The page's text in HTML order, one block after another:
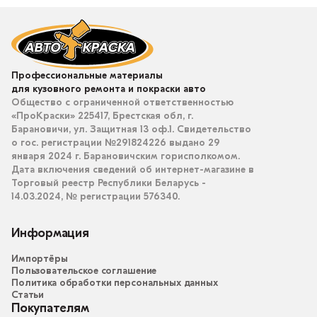
Профессиональные материалы
для кузовного ремонта и покраски авто
Общество с ограниченной ответственностью
«ПроКраски» 225417, Брестская обл, г.
Барановичи, ул. Защитная 13 оф.1. Свидетельство
о гос. регистрации №291824226 выдано 29
января 2024 г. Барановичским горисполкомом.
Дата включения сведений об интернет-магазине в
Торговый реестр Республики Беларусь -
14.03.2024, № регистрации 576340.
Информация
Импортёры
Пользовательское соглашение
Политика обработки персональных данных
Статьи
Покупателям